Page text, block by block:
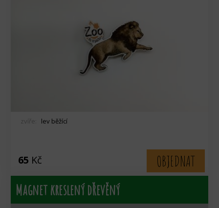
zvíře: lev běžící
65 Kč
OBJEDNAT
Magnet kreslený dřevěný